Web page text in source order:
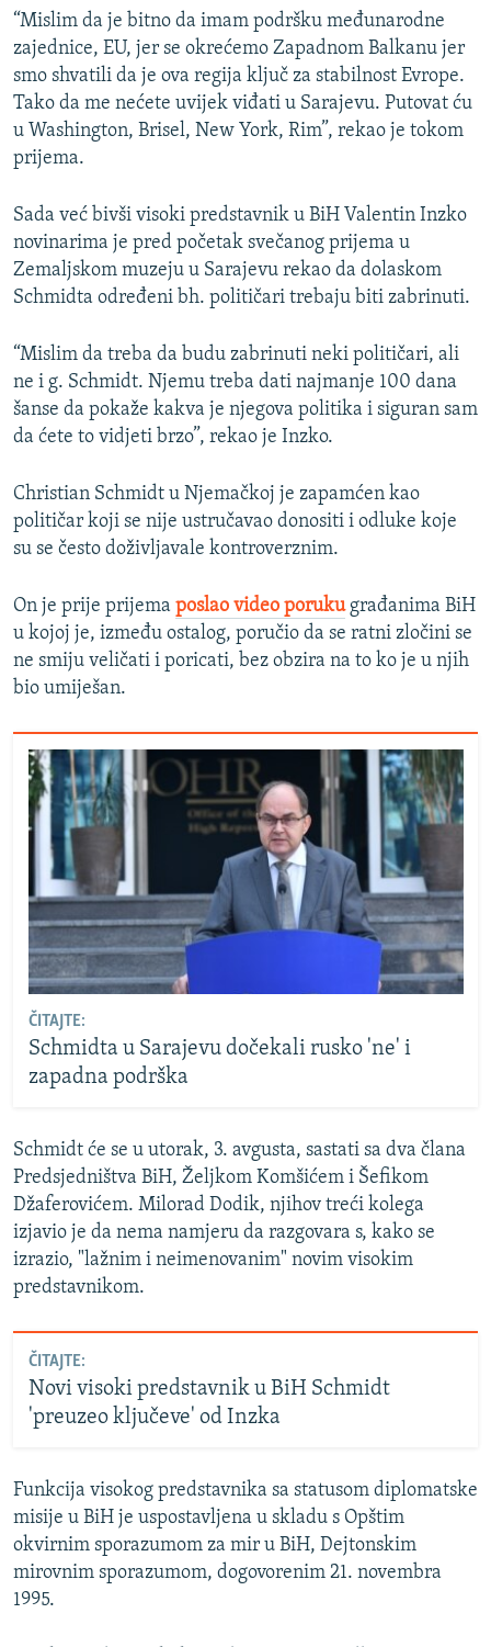
“Mislim da je bitno da imam podršku međunarodne
zajednice, EU, jer se okrećemo Zapadnom Balkanu jer
smo shvatili da je ova regija ključ za stabilnost Evrope.
Tako da me nećete uvijek viđati u Sarajevu. Putovat ću
u Washington, Brisel, New York, Rim”, rekao je tokom
prijema.
Sada već bivši visoki predstavnik u BiH Valentin Inzko
novinarima je pred početak svečanog prijema u
Zemaljskom muzeju u Sarajevu rekao da dolaskom
Schmidta određeni bh. političari trebaju biti zabrinuti.
“Mislim da treba da budu zabrinuti neki političari, ali
ne i g. Schmidt. Njemu treba dati najmanje 100 dana
šanse da pokaže kakva je njegova politika i siguran sam
da ćete to vidjeti brzo”, rekao je Inzko.
Christian Schmidt u Njemačkoj je zapamćen kao
političar koji se nije ustručavao donositi i odluke koje
su se često doživljavale kontroverznim.
On je prije prijema poslao video porukugrađanima BiH
u kojoj je, između ostalog, poručio da se ratni zločini se
ne smiju veličati i poricati, bez obzira na to ko je u njih
bio umiješan.
ČITAJTE:
Schmidta u Sarajevu dočekali rusko 'ne' i
zapadna podrška
Schmidt će se u utorak, 3. avgusta, sastati sa dva člana
Predsjedništva BiH, Željkom Komšićem i Šefikom
Džaferovićem. Milorad Dodik, njihov treći kolega
izjavio je da nema namjeru da razgovara s, kako se
izrazio, "lažnim i neimenovanim" novim visokim
predstavnikom.
ČITAJTE:
Novi visoki predstavnik u BiH Schmidt
'preuzeo ključeve' od Inzka
Funkcija visokog predstavnika sa statusom diplomatske
misije u BiH je uspostavljena u skladu s Opštim
okvirnim sporazumom za mir u BiH, Dejtonskim
mirovnim sporazumom, dogovorenim 21. novembra
1995.